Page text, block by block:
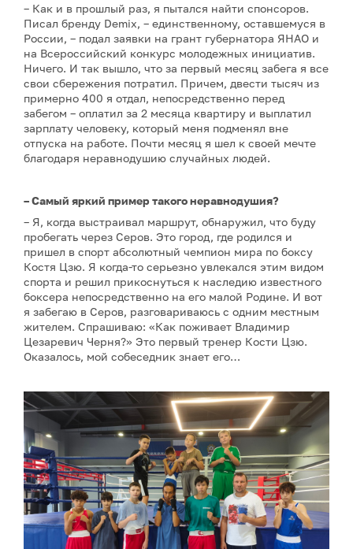
– Как и в прошлый раз, я пытался найти спонсоров.
Писал бренду Demix, – единственному, оставшемуся в
России, – подал заявки на грант губернатора ЯНАО и
на Всероссийский конкурс молодежных инициатив.
Ничего. И так вышло, что за первый месяц забега я все
свои сбережения потратил. Причем, двести тысяч из
примерно 400 я отдал, непосредственно перед
забегом – оплатил за 2 месяца квартиру и выплатил
зарплату человеку, который меня подменял вне
отпуска на работе. Почти месяц я шел к своей мечте
благодаря неравнодушию случайных людей.
– Самый яркий пример такого неравнодушия?
– Я, когда выстраивал маршрут, обнаружил, что буду
пробегать через Серов. Это город, где родился и
пришел в спорт абсолютный чемпион мира по боксу
Костя Цзю. Я когда-то серьезно увлекался этим видом
спорта и решил прикоснуться к наследию известного
боксера непосредственно на его малой Родине. И вот
я забегаю в Серов, разговариваюсь с одним местным
жителем. Спрашиваю: «Как поживает Владимир
Цезаревич Черня?» Это первый тренер Кости Цзю.
Оказалось, мой собеседник знает его…